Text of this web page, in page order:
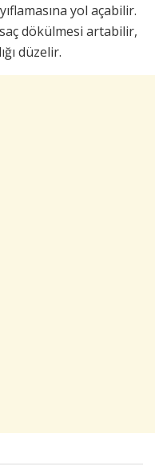
yol açabilir.
dökülmesi artabilir,
düzelir.